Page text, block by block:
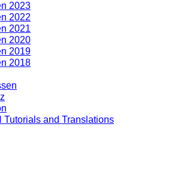
2023
2022
2021
2020
2019
2018
and Translations